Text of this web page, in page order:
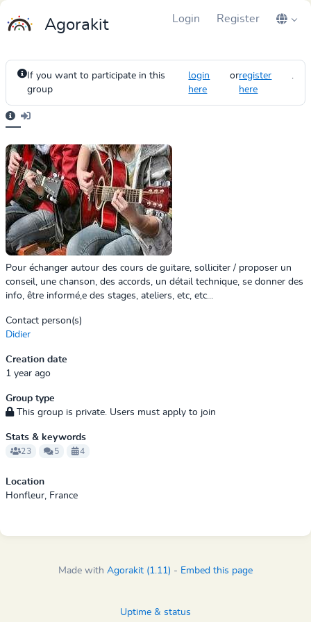
Agorakit Login Register
If you want to participate in this
group
login
here
orregister
here
.
Pour échanger autour des cours de guitare, solliciter / proposer un
conseil, une chanson, des accords, un détail technique, se donner des
info, être informé,e des stages, ateliers, etc, etc...
Contact person(s)
Didier
Creation date
1 year ago
Group type
This group is private. Users must apply to join
Stats & keywords
23 5 4
Location
Honfleur, France
Made with Agorakit (1.11) - Embed this page
Uptime & status